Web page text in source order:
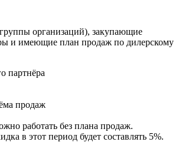
организаций), закупающие
и имеющие план продаж по дилерскому
партнёра
продаж
работать без плана продаж.
в этот период будет составлять 5%.